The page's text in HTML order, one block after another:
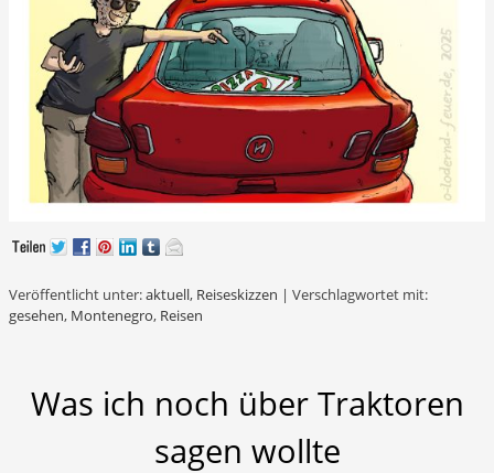
Veröffentlicht unter:aktuell, Reiseskizzen | Verschlagwortet mit:
gesehen, Montenegro, Reisen
Was ich noch über Traktoren
sagen wollte